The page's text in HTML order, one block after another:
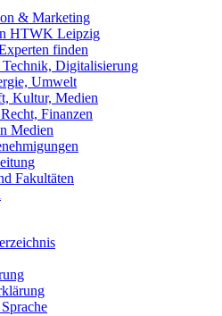
& Marketing
HTWK Leipzig
finden
Digitalisierung
Umwelt
Kultur, Medien
Finanzen
Medien
Fakultäten